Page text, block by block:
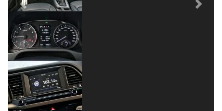
Previous Next